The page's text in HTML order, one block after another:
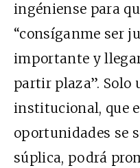
ingéniense para
“consíganme ser
importante y
partir plaza”. Solo
institucional, que
oportunidades se
súplica, podrá